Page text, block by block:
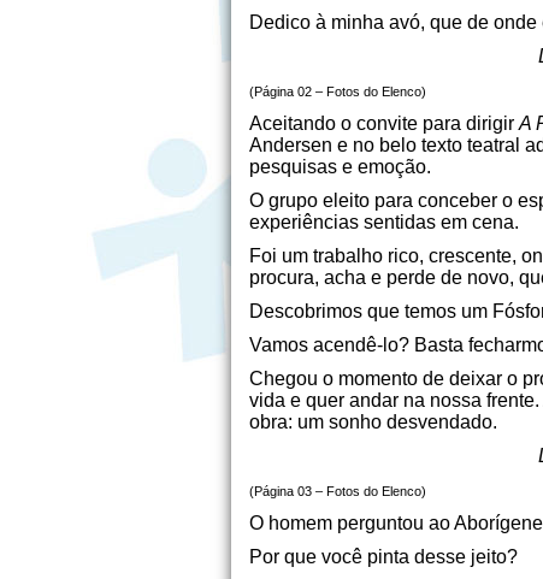
Dedico à minha avó, que de
(Página 02 – Fotos do Elenco)
Aceitando o convite para dirigir A
Andersen e no belo texto teatral
pesquisas e emoção.
O grupo eleito para conceber o
experiências sentidas em cena.
Foi um trabalho rico, crescente,
procura, acha e perde de novo,
Descobrimos que temos um
Vamos acendê-lo? Basta
Chegou o momento de deixar o
vida e quer andar na nossa
obra: um sonho desvendado.
(Página 03 – Fotos do Elenco)
O homem perguntou ao
Por que você pinta desse jeito?